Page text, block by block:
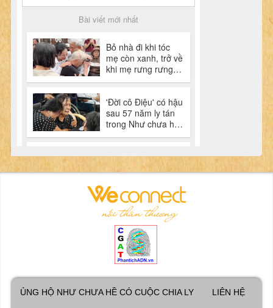
ỦNG HỘ NHƯ CHƯA HỀ CÓ CUỘC CHIA LY LIÊN HỆ